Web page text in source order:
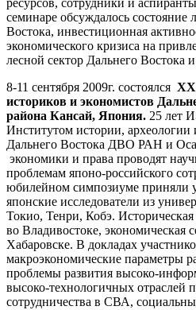
ресурсов, сотрудники и
семинаре обсуждалось состояние
Востока, инвестиционная
экономического кризиса на
лесной сектор Дальнего Востока
8-11 сентября 2009г. состоялся
историков и экономистов
района Кансай, Япония. 25 лет
Институтом истории, археологии
Дальнего Востока ДВО РАН и
экономики и права проводят
проблемам японо-российского
юбилейном симпозиуме приняли
японские исследователи из
Токио, Тенри, Кобэ.
во Владивостоке, экономическая
Хабаровске. В докладах
макроэкономические параметры
проблемы развития высоко-
высоко-технологичных
сотрудничества в СВА,